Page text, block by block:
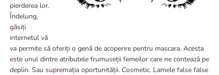
pierderea lor.
Îndelung,
găsiți
internetul vă
va permite să oferiți o genă de acoperire pentru mascara. Acesta
este unul dintre atributele frumuseții femeilor care ne contează pe
deplin. Sau supremația oportunității. Cosmetic. Lamele false false